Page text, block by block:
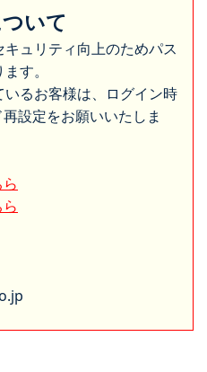
いて
ュリティ向上のためパス
す。
るお客様は、ログイン時
設定をお願いいたしま